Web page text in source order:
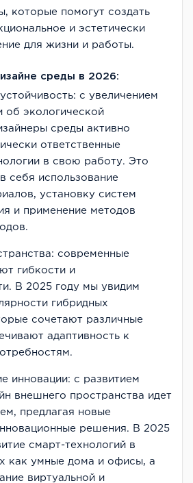
которые помогут создать
и эстетически
для жизни и работы.
среды в 2026:
с увеличением
об экологической
среды активно
ответственные
в свою работу. Это
себя использование
установку систем
и применение методов
современные
гибкости и
В 2025 году мы увидим
гибридных
сочетают различные
адаптивность к
инновации: с развитием
внешнего пространства идет
предлагая новые
решения. В 2025
смарт-технологий в
как умные дома и офисы, а
виртуальной и